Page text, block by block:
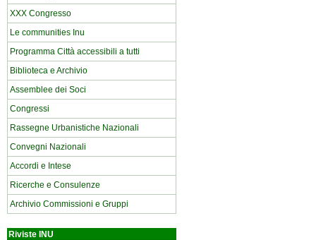
XXX Congresso
Le communities Inu
Programma Città accessibili a tutti
Biblioteca e Archivio
Assemblee dei Soci
Congressi
Rassegne Urbanistiche Nazionali
Convegni Nazionali
Accordi e Intese
Ricerche e Consulenze
Archivio Commissioni e Gruppi
Riviste INU